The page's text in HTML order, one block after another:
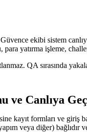
Güvence ekibi sistem
para yatırma işleme,
QA sırasında
ve Canlıya
kayıt formları ve giriş
veya diğer)